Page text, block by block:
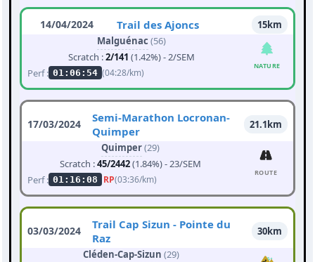
14/04/2024 Trail des Ajoncs
15km
Malguénac (56)
Scratch :2/141 (1.42%) - 2/SEM
Perf : 01:06:54 (04:28/km)
NATURE
17/03/2024
Semi-Marathon Locronan-
Quimper
21.1km
Quimper(29)
Scratch :45/2442(1.84%) - 23/SEM
Perf : 01:16:08 RP(03:36/km)
ROUTE
03/03/2024
Trail Cap Sizun - Pointe du
Raz
30km
Cléden-Cap-Sizun (29)